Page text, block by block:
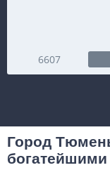
6607
Город
богатейшими